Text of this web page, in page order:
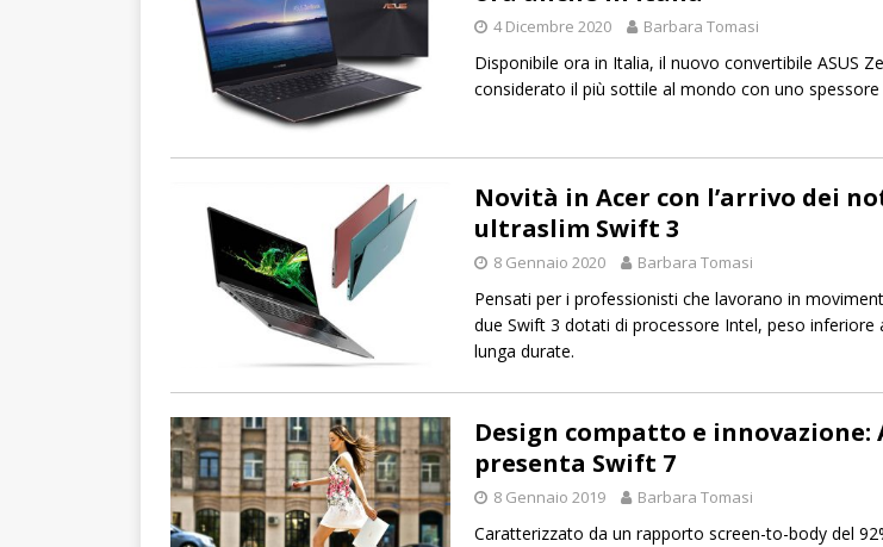
4 Dicembre 2020 Barbara Tomasi
Disponibile ora in Italia, il nuovo convertibile ASUS
considerato il più sottile al mondo con uno spessore
Novità in Acer con l’arrivo dei
ultraslim Swift 3
8 Gennaio 2020 Barbara Tomasi
Pensati per i professionisti che lavorano in
due Swift 3 dotati di processore Intel, peso inferiore
lunga durate.
Design compatto e innovazione:
presenta Swift 7
8 Gennaio 2019 Barbara Tomasi
Caratterizzato da un rapporto screen-to-body del